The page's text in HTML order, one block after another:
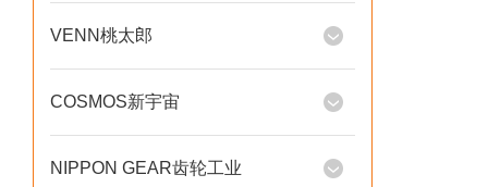
VENN桃太郎
COSMOS新宇宙
NIPPON GEAR齿轮工业